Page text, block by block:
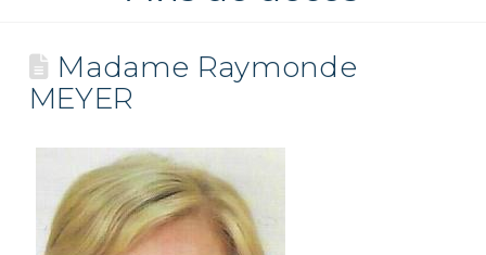
Madame Raymonde
MEYER